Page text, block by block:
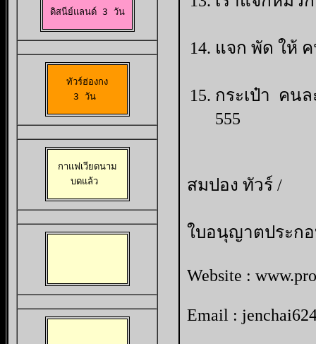
ดิสนีย์แลนด์ 3 วัน
ทัวร์ฮ่องกง
3 วัน
กาแฟเวียดนาม
บดแล้ว
แจก พัด ให้ ค
กระเป๋า คน
555
สมปอง ทัวร์ /
ใบอนุญาตประกอ
Website :
Email :